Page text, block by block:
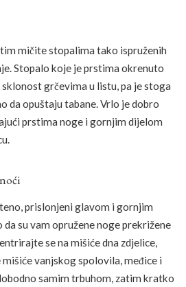
mičite stopalima tako ispruženih
Stopalo koje je prstima okrenuto
grčevima u listu, pa je stoga
da opuštaju tabane. Vrlo je dobro
prstima noge i gornjim dijelom
prislonjeni glavom i gornjim
su vam opružene noge prekrižene
se na mišiće dna zdjelice,
vanjskog spolovila, međice i
samim trbuhom, zatim kratko